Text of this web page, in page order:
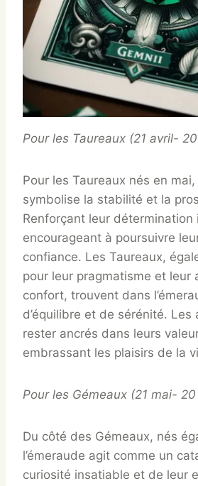
Pour les Taureaux (21 avril-
Pour les Taureaux nés en mai,
symbolise la stabilité et la
Renforçant leur détermination
encourageant à poursuivre
confiance. Les Taureaux,
pour leur pragmatisme et leur
confort, trouvent dans
d’équilibre et de sérénité. Les
rester ancrés dans leurs
embrassant les plaisirs de la
Pour les Gémeaux (21 mai-
Du côté des Gémeaux, nés
l’émeraude agit comme un
curiosité insatiable et de leur